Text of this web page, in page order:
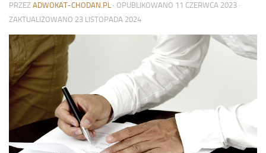
PRZEZ ADWOKAT-CHODAN.PL · OPUBLIKOWANO 11 CZERWCA 2023 ·
ZAKTUALIZOWANO 23 LISTOPADA 2024